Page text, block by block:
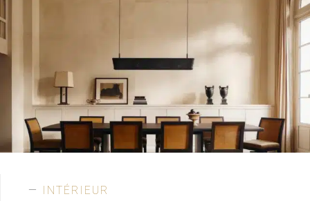
INTÉRIEUR